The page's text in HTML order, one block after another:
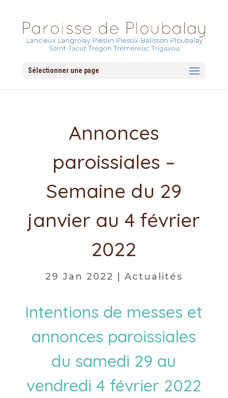
Sélectionner une page
Annonces
paroissiales –
Semaine du 29
janvier au 4 février
2022
29 Jan 2022 Actualités
Intentions de messes et
annonces paroissiales
du samedi 29 au
vendredi 4 février 2022